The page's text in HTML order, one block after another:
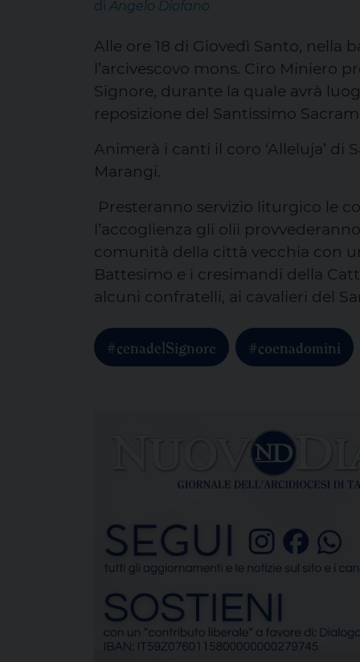
di Angelo Diofano
Alle ore 18 di Giovedì Santo, nella
l’arcivescovo mons. Ciro Miniero
Signore, durante la quale avrà
reposizione del Santissimo
Animerà i canti il coro ‘Alleluja’ di
Marangi.
Presteranno servizio liturgico le
l’accoglienza gli olii
comunità della città vecchia con
Battesimo e i cresimandi della
alcuni confratelli, ai cavalieri del
#cenadelSignore #coenadomini